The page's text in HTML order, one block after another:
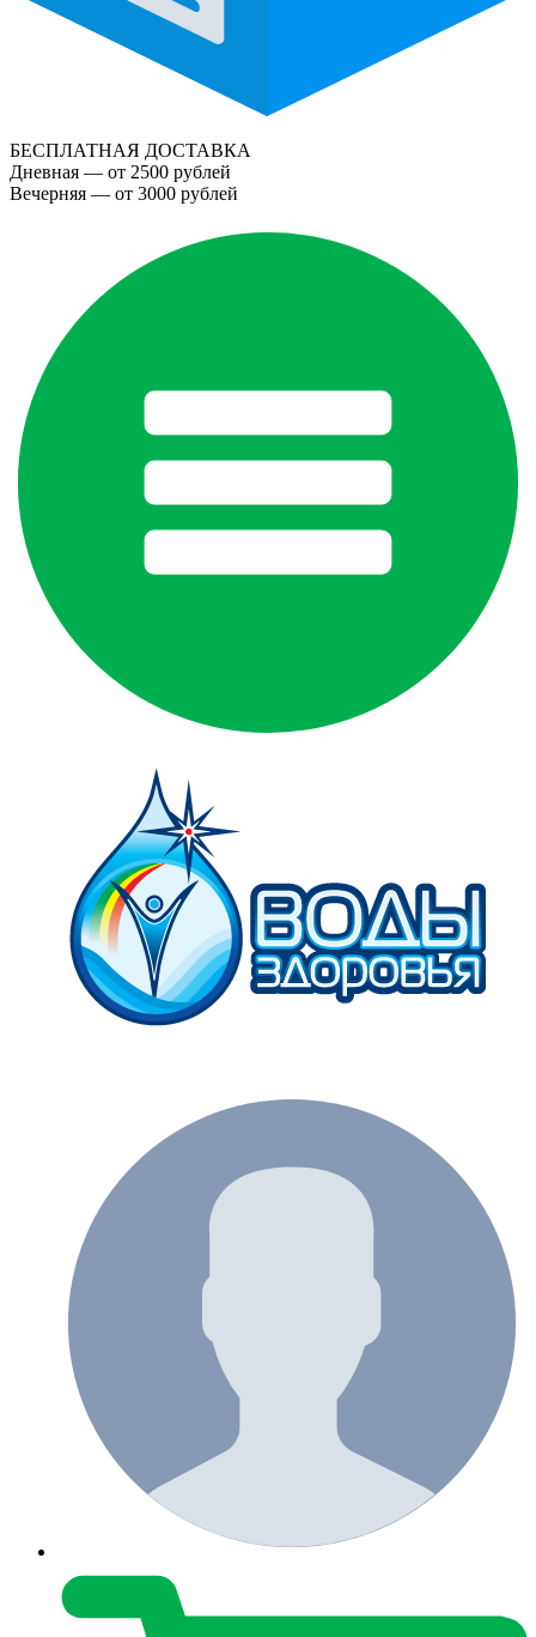
БЕСПЛАТНАЯ ДОСТАВКА
Дневная — от 2500 рублей
Вечерняя — от 3000 рублей